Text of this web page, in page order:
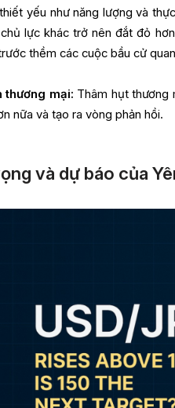
yếu như năng lượng và
lực khác trở nên đắt đỏ
thềm các cuộc bầu cử
thương mại: Thâm hụt thương
nữa và tạo ra vòng phản hồi.
và dự báo của